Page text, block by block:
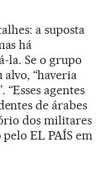
a suposta
há
la. Se o grupo
alvo, “haveria
agentes
de árabes
dos militares
EL PAÍS em